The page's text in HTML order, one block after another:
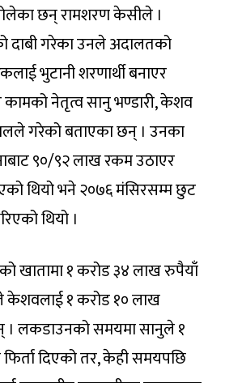
छन् रामशरण केसीले ।
दाबी गरेका उनले अदालतको
भुटानी शरणार्थी बनाएर
कामको नेतृत्व सानु भण्डारी, केशव
गरेको बताएका छन् । उनका
९०/९२ लाख रकम उठाएर
थियो भने २०७६ मंसिरसम्म छुट
थियो ।
खातामा १ करोड ३४ लाख रुपैयाँ
केशवलाई १ करोड १० लाख
। लकडाउनको समयमा सानुले १
दिएको तर, केही समयपछि